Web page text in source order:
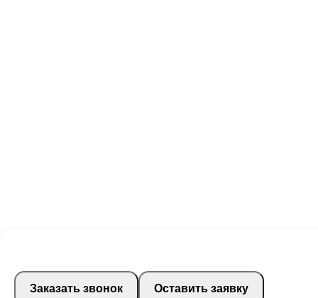
Заказать звонок Оставить заявку